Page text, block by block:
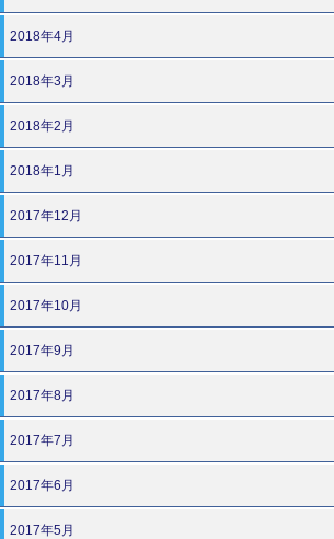
2018年4月
2018年3月
2018年2月
2018年1月
2017年12月
2017年11月
2017年10月
2017年9月
2017年8月
2017年7月
2017年6月
2017年5月